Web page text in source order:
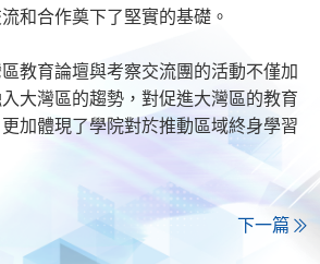
和合作奠下了堅實的基礎。
教育論壇與考察交流團的活動不僅加
大灣區的趨勢，對促進大灣區的教育
加體現了學院對於推動區域終身學習
下一篇